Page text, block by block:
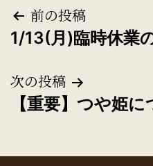
投
稿
ナ
ビ
ゲ
前の投稿
1/13(月)臨時休業
次の投稿
【重要】つや姫に